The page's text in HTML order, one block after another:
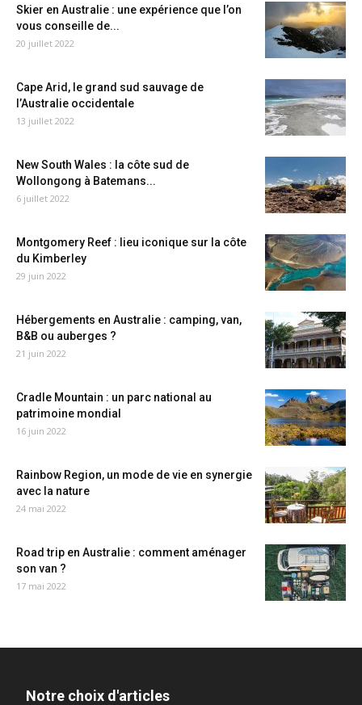
Skier en Australie : une expérience que l’on
vous conseille de...
20 juillet 2022
Cape Arid, le grand sud sauvage de
l’Australie occidentale
13 juillet 2022
New South Wales : la côte sud de
Wollongong à Batemans...
6 juillet 2022
Montgomery Reef : lieu iconique sur la côte
du Kimberley
29 juin 2022
Hébergements en Australie : camping, van,
B&B ou auberges ?
21 juin 2022
Cradle Mountain : un parc national au
patrimoine mondial
16 juin 2022
Rainbow Region, un mode de vie en synergie
avec la nature
24 mai 2022
Road trip en Australie : comment aménager
son van ?
17 mai 2022
Notre choix d'articles